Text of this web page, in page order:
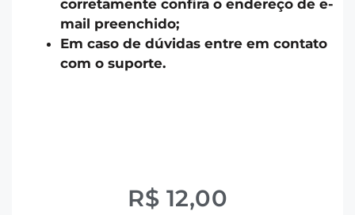
corretamente confira o endereço de e-
mail preenchido;
Em caso de dúvidas entre em contato
com o suporte.
R$ 12,00